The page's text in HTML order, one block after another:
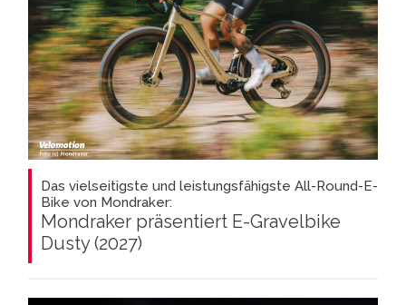
Das vielseitigste und leistungsfähigste All-Round-E-
Bike von Mondraker:
Mondraker präsentiert E-Gravelbike
Dusty (2027)